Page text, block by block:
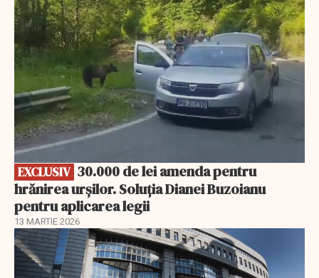
EXCLUSIV
hrănirea urșilor. Soluția Dianei Buzoianu
pentru aplicarea legii
13 MARTIE 2026